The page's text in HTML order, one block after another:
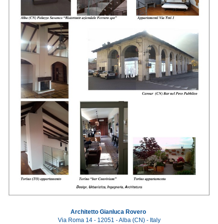
Architetto Gianluca Rovero
Via Roma 14 - 12051 - Alba (CN) - Italy